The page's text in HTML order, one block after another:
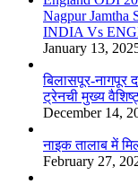
Nagpur Jamtha
INDIA Vs
January 13,
बिलासपूर-नागपूर
ट्रेनची मुख्य
December 14,
नाइक तालाब में
February 27,